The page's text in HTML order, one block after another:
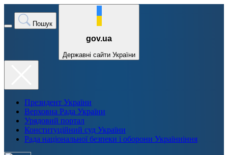
Пошук
gov.ua
Державні сайти України
Президент України
Верховна Рада України
Урядовий портал
Конституційний суд України
Рада національної безпеки і оборони Україниіння